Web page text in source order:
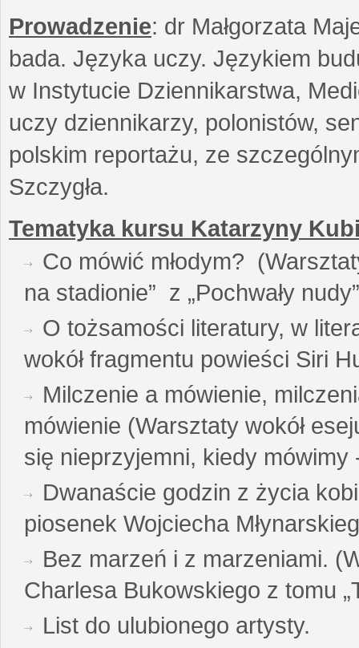
Prowadzenie: dr Małgorzata
bada. Języka uczy. Językiem
w Instytucie Dziennikarstwa,
uczy dziennikarzy, polonistów,
polskim reportażu, ze
Szczygła.
Tematyka kursu Katarzyny
Co mówić młodym?
na stadionie” z „Pochwały
O tożsamości literatury, w
wokół fragmentu powieści Siri
Milczenie a mówienie,
mówienie (Warsztaty wokół
się nieprzyjemni, kiedy mówimy
Dwanaście godzin z życia
piosenek Wojciecha
Bez marzeń i z marzeniami.
Charlesa Bukowskiego z tomu
List do ulubionego artysty.